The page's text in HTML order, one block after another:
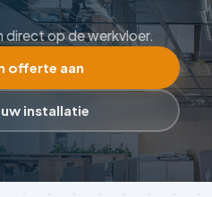
direct op de werkvloer.
offerte aan
installatie